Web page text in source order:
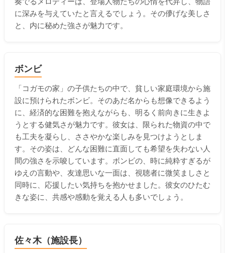
に深みを与えていたと言えるでしょう。その儚げな美しさ
と、内に秘めた強さが魅力です。
ボンビ
「コガモの家」の子供たちの中で、貧しい家庭環境から施
設に預けられたボンビ。そのあだ名からも想像できるよう
に、経済的な困難を抱えながらも、明るく前向きに生きよ
うとする健気さが魅力です。彼女は、限られた物資の中で
も工夫を凝らし、ささやかな楽しみを見つけようとしま
す。その姿は、どんな困難に直面しても希望を失わない人
間の強さを示唆しています。ボンビの、時に純粋すぎるが
ゆえの言動や、友達思いな一面は、視聴者に微笑ましさと
同時に、応援したい気持ちを抱かせました。彼女のひたむ
きな姿に、共感や感動を覚える人も多いでしょう。
佐々木（施設長）